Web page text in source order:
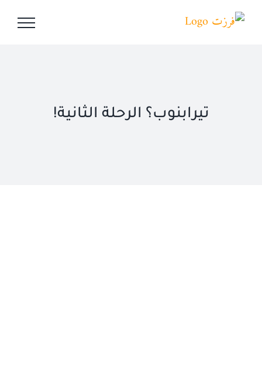
Skip
تيرابنوب؟ الرحلة الثانية!